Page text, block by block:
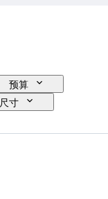
预算
尺寸